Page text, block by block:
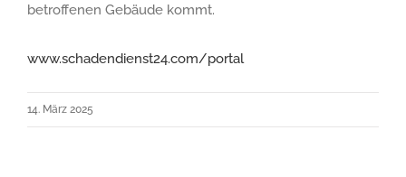
betroffenen Gebäude kommt.
www.schadendienst24.com/portal
14. März 2025